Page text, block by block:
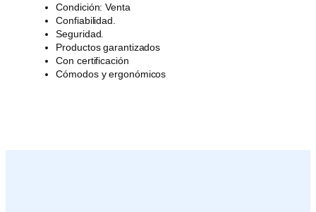
Condición: Venta
Confiabilidad.
Seguridad.
Productos garantizados
Con certificación
Cómodos y ergonómicos